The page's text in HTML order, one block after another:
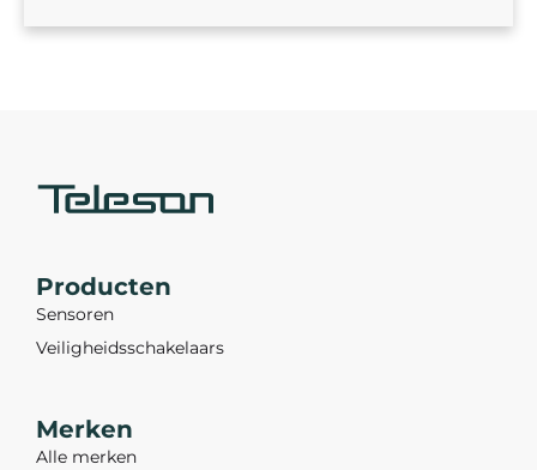
Producten
Sensoren
Veiligheidsschakelaars
Merken
Alle merken